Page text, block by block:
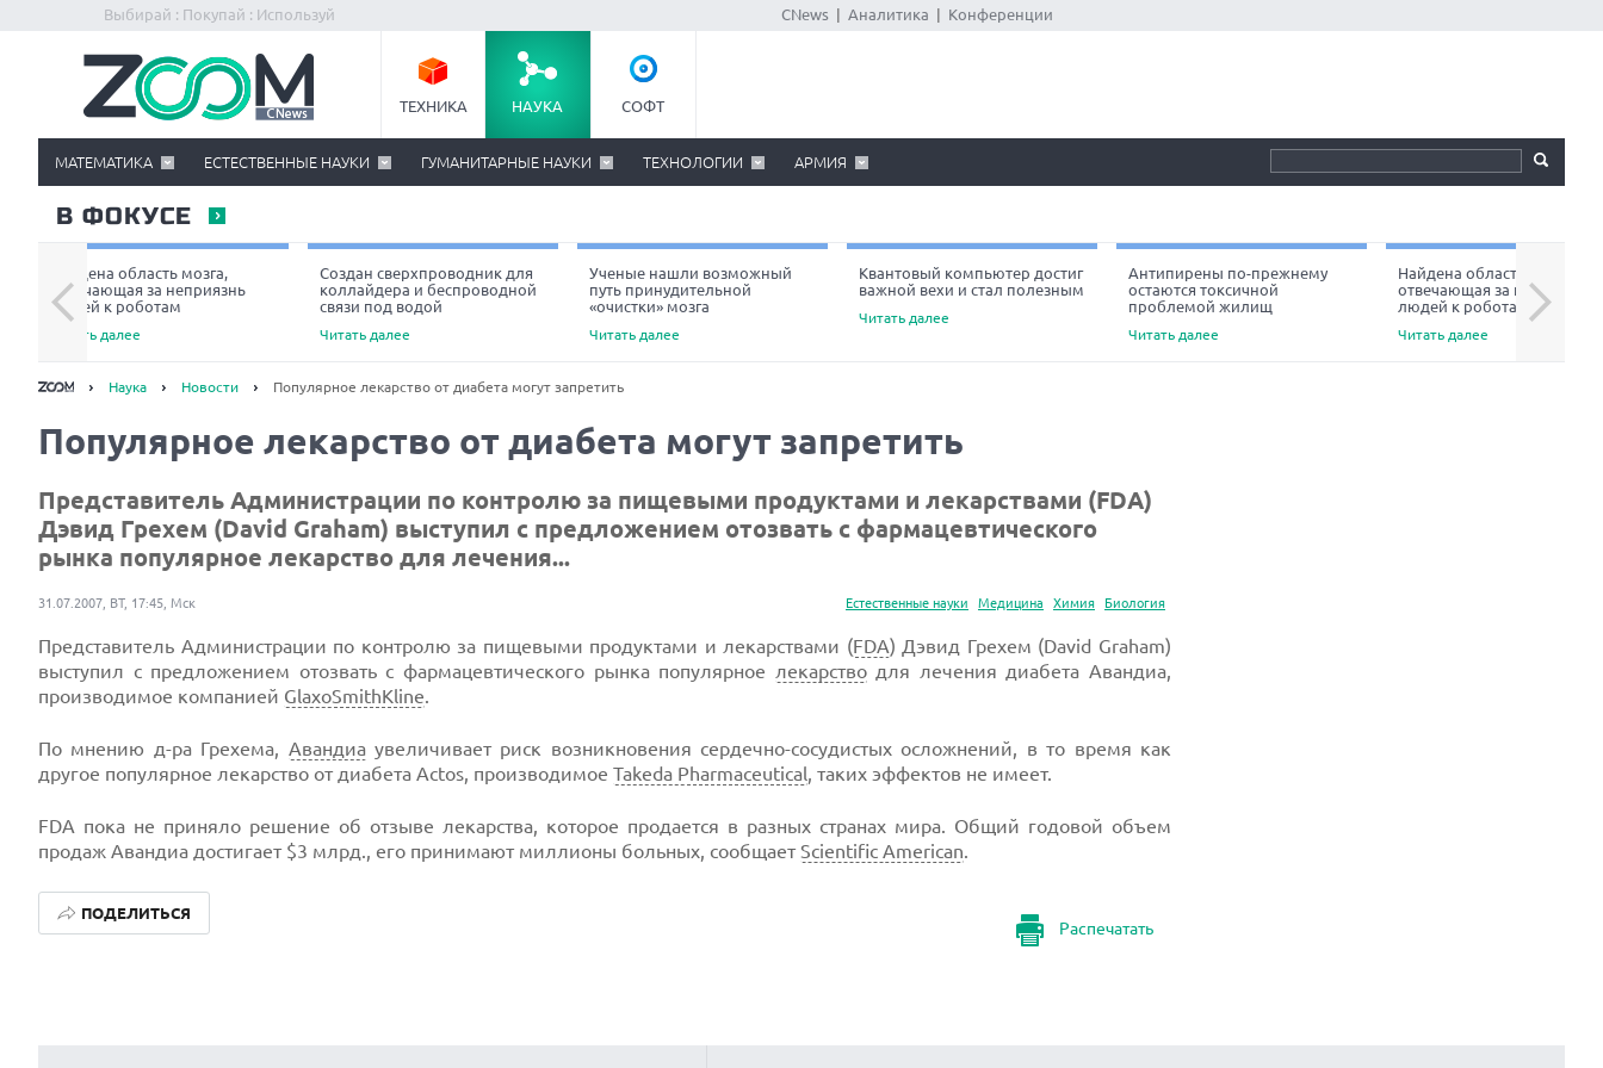
Выбирай : Покупай : Используй CNews Аналитика Конференции
ТЕХНИКА НАУКА СОФТ
МАТЕМАТИКА ЕСТЕСТВЕННЫЕ НАУКИ ГУМАНИТАРНЫЕ НАУКИ ТЕХНОЛОГИИ АРМИЯ
В ФОКУСЕ
Найдена область мозга,
отвечающая за неприязнь
людей к роботам
Читать далее
Создан сверхпроводник для
коллайдера и беспроводной
связи под водой
Читать далее
Ученые нашли возможный
путь принудительной
«очистки» мозга
Читать далее
Квантовый компьютер достиг
важной вехи и стал полезным
Читать далее
Антипирены по-прежнему
остаются токсичной
проблемой жилищ
Читать далее
Найдена область мозга,
отвечающая за неприязнь
людей к роботам
Читать далее
Next
Наука Новости Популярное лекарство от диабета могут запретить
Популярное лекарство от диабета могут запретить
Представитель Администрации по контролю за пищевыми продуктами и лекарствами (FDA)
Дэвид Грехем (David Graham) выступил с предложением отозвать с фармацевтического
рынка популярное лекарство для лечения...
Естественные науки Медицина Химия Биология
31.07.2007, ВТ, 17:45, Мск
Представитель Администрации по контролю за пищевыми продуктами и лекарствами (FDA) Дэвид Грехем (David Graham)
выступил с предложением отозвать с фармацевтического рынка популярное лекарстводля лечения диабета Авандиа,
производимое компанией GlaxoSmithKline.
По мнению д-ра Грехема, Авандиаувеличивает риск возникновения сердечно-сосудистых осложнений, в то время как
другое популярное лекарство от диабета Actos, производимое Takeda Pharmaceutical, таких эффектов не имеет.
FDA пока не приняло решение об отзыве лекарства, которое продается в разных странах мира. Общий годовой объем
продаж Авандиа достигает $3 млрд., его принимают миллионы больных, сообщаетScientific American.
Распечатать
ПОДЕЛИТЬСЯ